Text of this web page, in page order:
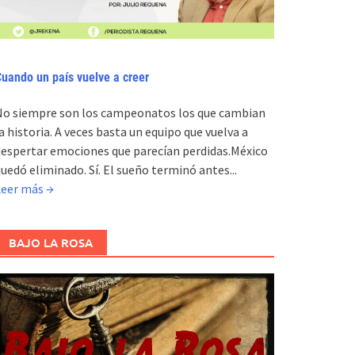
un país vuelve a creer
siempre son los campeonatos los que cambian
historia. A veces basta un equipo que vuelva a
emociones que parecían perdidas.México
eliminado. Sí. El sueño terminó antes...
más →
BAJO LA ROSA